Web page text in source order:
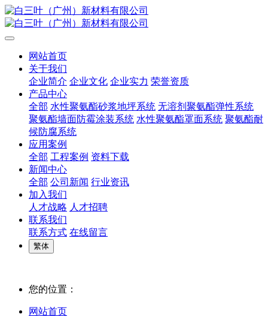
网站首页
关于我们
企业简介 企业文化 企业实力 荣誉资质
产品中心
全部 水性聚氨酯砂浆地坪系统 无溶剂聚氨酯弹性系统
聚氨酯墙面防霉涂装系统 水性聚氨酯罩面系统 聚氨酯耐
候防腐系统
应用案例
全部 工程案例 资料下载
新闻中心
全部 公司新闻 行业资讯
加入我们
人才战略 人才招聘
联系我们
联系方式 在线留言
繁体
您的位置：
网站首页